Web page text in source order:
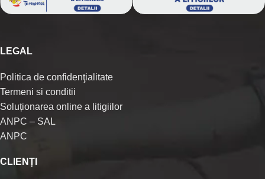
LEGAL
Politica de confidenţialitate
Termeni si conditii
Soluționarea online a litigiilor
ANPC – SAL
ANPC
CLIENȚI